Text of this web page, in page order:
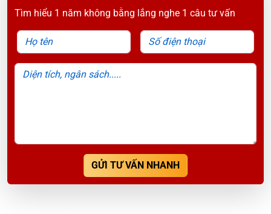
Tìm hiểu 1 năm không bằng lắng nghe 1 câu tư vấn
Họ tên Số điện thoại
Diện tích, ngân sách.....
GỬI TƯ VẤN NHANH